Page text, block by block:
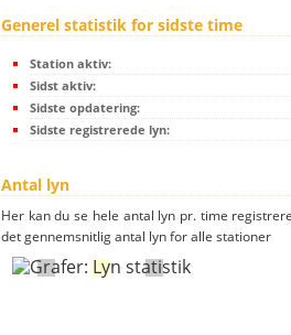
Generel statistik for sidste time
Station aktiv:
Sidst aktiv:
Sidste opdatering:
Sidste registrerede lyn:
Antal lyn
Her kan du se hele antal lyn pr. time
det gennemsnitlig antal lyn for alle stationer